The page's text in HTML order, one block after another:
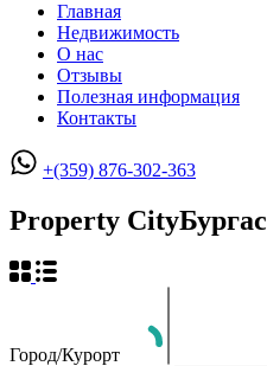
Главная
Недвижимость
О нас
Отзывы
Полезная информация
Контакты
+(359) 876-302-363
Property CityБургас
Город/Курорт